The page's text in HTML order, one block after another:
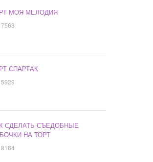
МОЯ МЕЛОДИЯ
7563
СПАРТАК
5929
СДЕЛАТЬ СЪЕДОБНЫЕ
НА ТОРТ
8164